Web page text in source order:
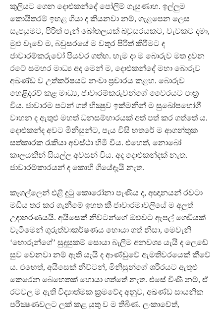
කුලියට ගෙන දොළුකන්දේ පෝලිම් ගැසුණාහ. ඉල්ලුම
කොයිතරම් ඉහළ ගියා ද කියනවා නම්, ගැළපෙන ලෙස
සැපයුමට, පිරිත් පැන් බෝතලයක් බවුසරයකට, වැවකට දමා,
මුළු වැවේ ම, බවුසරයේ ම වතුර පිරිත් කිරීමට ද
ජාවාරම්කරුවෝ පියවර ගත්හ. හැම දා ම බොරුව මත දුවන
රටේ සමහර මාධ්‍ය අද මෙන් ම, දොළුකන්දේ මහා බොරුව
අඛණ්ඩ ව උත්කර්ෂයට නංවා ප්‍රචාරය කළහ. බොරුව
හෙළිදරව් කළ මාධ්‍ය, ජාවාරම්කරුවන්ගේ වෛරයට පාත්‍ර
විය. ජාවාරම පටන් ගත් භික්‍ෂුව ඉක්මනින් ම සුඛෝපභෝගී
වාහන ද ඇතුළු මහත් ධනසම්භාරයක් අත් පත් කර ගත්තේ ය.
දොළුකන්ද අවට මිනිසුන්ට, පැය විසි හතරේ ම ආගන්තුක
සත්කාරක රැකියා අවස්ථා හිමි විය. එහෙත්, නොබෝ
කාලයකින් සියල්ල අවසන් විය. අද දොළුකන්දක් නැත.
ජාවාරම්කාරයන් ද කොහි ගියේදැයි නැත.
කෑගල්ලෙන් එළි දුටු කොරෝනා පැණිය ද, අඥානයන් රවටා
මඩිය තර කර ගැනීමේ ඉහත කී ජාවාරමාවලියේ ම අලුත්
උදාහරණයයි. අයිසෙක් නිව්ටන්ගේ ඔළුවට ඇපල් ගෙඩියක්
වැටීමෙන් ගුරුත්වාකර්ෂණය හොයා ගත් නිසා, මෙවැනි
‘හොරුන්ගේ’ සුදුසුකම් සොයා බැලීම අනවශ්‍ය යැයි ද ලෙඬේ
සුව වෙනවා නම් ඇති යැයි ද ආණ්ඩුවේ ඇමතිවරයෙක් කීවේ
ය. එහෙත්, අයිසෙක් නිව්ටන්, මිනිසුන්ගේ ශරීරයට ඇතුළු
කෙරෙන බෙහෙතක් හොයා ගත්තේ නැත. එසේ විණි නම්, ඒ
රටවල ම ඇති විද්‍යාත්මක ක්‍රමවේද අනුව, අඛණ්ඩ සායනික
පරීක්‍ෂණවලට ලක් කළ යුතු ව ම තිබිණ. ලංකාවේත්,